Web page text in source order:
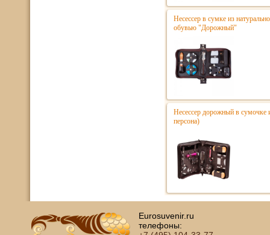
Несессер в сумке из
обувью "Дорожный"
Несессер дорожный в сумочке
персона)
Eurosuvenir.ru
телефоны: